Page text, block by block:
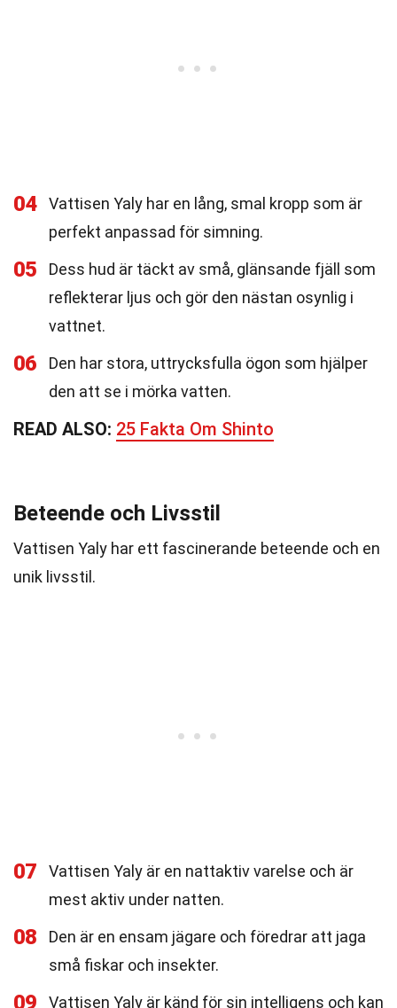
04
Vattisen Yaly har en lång, smal kropp som är
perfekt anpassad för simning.
05
Dess hud är täckt av små, glänsande fjäll som
reflekterar ljus och gör den nästan osynlig i
vattnet.
06
Den har stora, uttrycksfulla ögon som hjälper
den att se i mörka vatten.
READ ALSO: 25 Fakta Om Shinto
Beteende och Livsstil
Vattisen Yaly har ett fascinerande beteende och en
unik livsstil.
07
Vattisen Yaly är en nattaktiv varelse och är
mest aktiv under natten.
08
Den är en ensam jägare och föredrar att jaga
små fiskar och insekter.
09 Vattisen Yaly är känd för sin intelligens och kan